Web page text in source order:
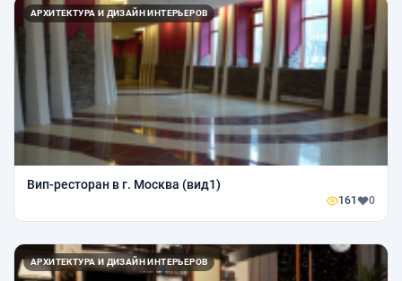
АРХИТЕКТУРА И ДИЗАЙН ИНТЕРЬЕРОВ
Вип-ресторан в г. Москва (вид1)
161 0
АРХИТЕКТУРА И ДИЗАЙН ИНТЕРЬЕРОВ